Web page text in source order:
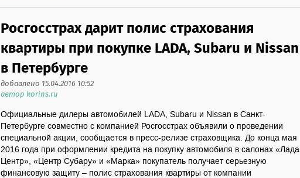
Росгосстрах дарит полис страхования
квартиры при покупке LADA, Subaru и Nissan
в Петербурге
добавлено 15.04.2016 10:52
автор korins.ru
Официальные дилеры автомобилей LADA, Subaru и Nissan в Санкт-
Петербурге совместно с компанией Росгосстрах объявили о проведении
специальной акции, сообщается в пресс-релизе страховщика. До конца мая
2016 года при оформлении кредита на покупку автомобиля в салонах «Лада
Центр», «Центр Субару» и «Марка» покупатель получает серьезную
финансовую защиту – полис страхования квартиры от компании